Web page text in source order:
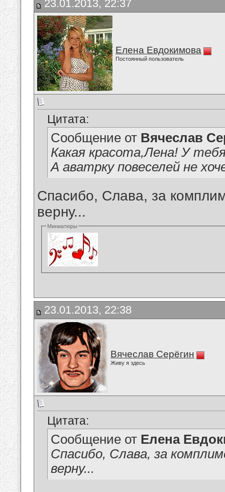
23.01.2013, 22:37
Елена Евдокимова
Постоянный пользователь
Цитата:
Сообщение от Вячеслав
Какая красота,Лена! У
А аватрку повеселей не
Спасибо, Слава, за
верну...
Миниатюры
23.01.2013, 22:38
Вячеслав Серёгин
Живу я здесь
Цитата:
Сообщение от Елена
Спасибо, Слава, за
верну...